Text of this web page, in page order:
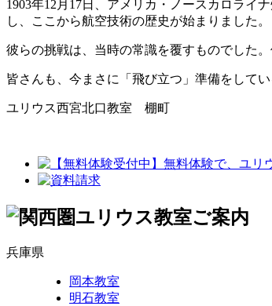
1903年12月17日、アメリカ・ノースカロライ
し、ここから航空技術の歴史が始まりました。
彼らの挑戦は、当時の常識を覆すものでした
皆さんも、今まさに「飛び立つ」準備をして
ユリウス西宮北口教室 棚町
兵庫県
岡本教室
明石教室